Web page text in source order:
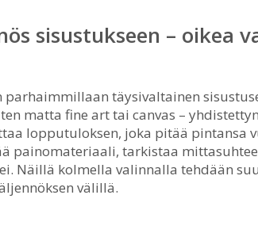
sisustukseen – oikea
parhaimmillaan täysivaltainen
matta fine art tai canvas –
lopputuloksen, joka pitää pintansa
painomateriaali, tarkistaa
Näillä kolmella valinnalla tehdään
välillä.